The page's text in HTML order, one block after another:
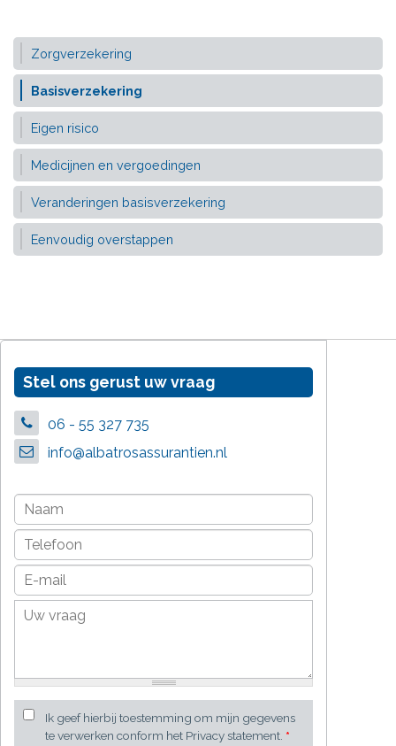
Zorgverzekering
Basisverzekering
Eigen risico
Medicijnen en vergoedingen
Veranderingen basisverzekering
Eenvoudig overstappen
Stel ons gerust uw vraag
06 - 55 327 735
info@albatrosassurantien.nl
Ik geef hierbij toestemming om mijn gegevens
te verwerken conform het Privacy statement. *